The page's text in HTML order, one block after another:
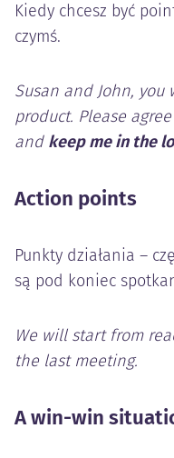
Kiedy chcesz być
czymś.
Susan and John,
product. Please
and keep me in the
Action points
Punkty działania –
są pod koniec
We will start from
the last meeting.
A win-win